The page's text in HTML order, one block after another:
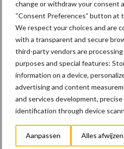
change or withdraw your consent
“Consent Preferences” button at
We respect your choices and are
with a transparent and secure
third-party vendors are
purposes and special features:
information on a device,
advertising and content
and services development,
identification through device
Aanpassen Alles afwijzen
Themapagina's
Wet en regelgeving